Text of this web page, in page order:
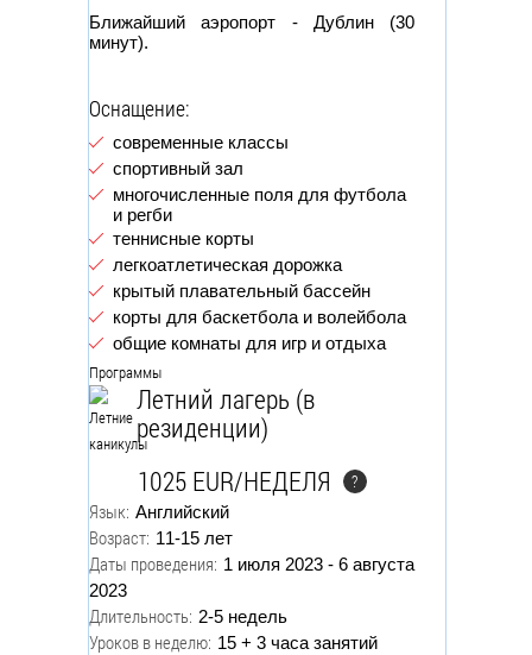
Ближайший аэропорт - Дублин (30
минут).
Оснащение:
современные классы
спортивный зал
многочисленные поля для футбола
и регби
теннисные корты
легкоатлетическая дорожка
крытый плавательный бассейн
корты для баскетбола и волейбола
общие комнаты для игр и отдыха
Программы
Летний лагерь (в
резиденции)
1025 EUR/НЕДЕЛЯ
?
Язык: Английский
Возраст: 11-15 лет
Даты проведения: 1 июля 2023 - 6 августа
2023
Длительность: 2-5 недель
Уроков в неделю: 15 + 3 часа занятий